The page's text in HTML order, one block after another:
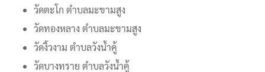
วัดตะโก ตำบลมะขามสูง
วัดทองหลาง ตำบลมะขามสูง
วัดงิ้วงาม ตำบลวังน้ำคู้
วัดบางทราย ตำบลวังน้ำคู้